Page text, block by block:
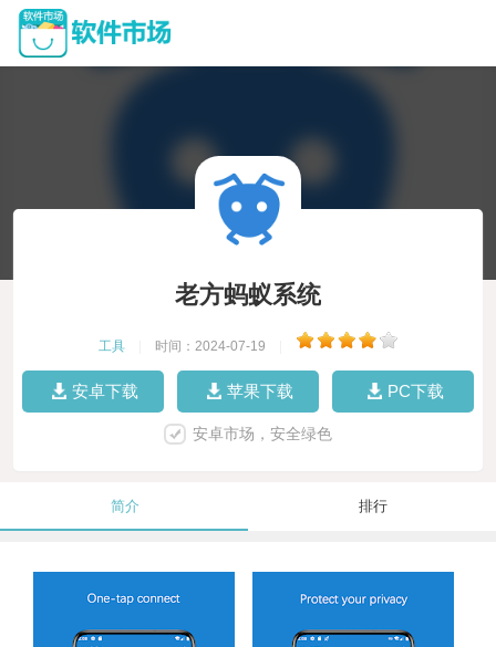
老方蚂蚁系统
工具 时间：2024-07-19
安卓下载 苹果下载 PC下载
安卓市场，安全绿色
简介 排行